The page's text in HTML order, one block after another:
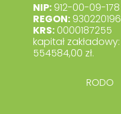
NIP:912-00-09-178
REGON:930220196
KRS:0000187255
kapitał zakładowy:
554584,00 zł.
RODO